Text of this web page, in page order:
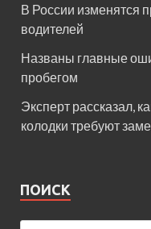
В России изменятся
водителей
Названы главные
пробегом
Эксперт рассказал,
колодки требуют
ПОИСК